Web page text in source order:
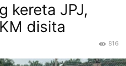
kereta JPJ,
disita
816